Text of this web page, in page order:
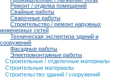
Ремонт / отделка помещений
Свайные работы
Сварочные работы
Строительство / ремонт наружных
инженерных сетей
Техническая экспертиза зданий и
сооружений
Фасадные работы
Электромонтажные работы
Строительные / отделочные материалы
Строительные материалы
Строительство зданий / сооружений